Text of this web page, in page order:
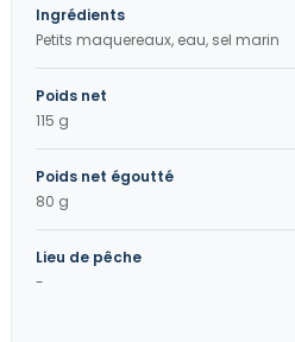
Ingrédients
Petits maquereaux, eau, sel marin
Poids net
115 g
Poids net égoutté
80 g
Lieu de pêche
-